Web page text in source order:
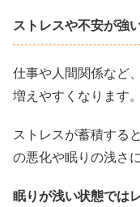
ストレスや不安が強
仕事や人間関係など
増えやすくなります。
ストレスが蓄積する
の悪化や眠りの浅さ
眠りが浅い状態では